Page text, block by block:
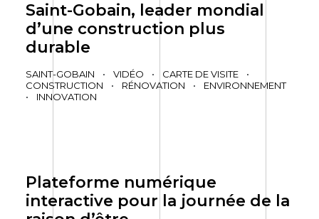
Saint-Gobain, leader mondial
d’une construction plus
durable
SAINT-GOBAIN • VIDÉO • CARTE DE VISITE
•
CONSTRUCTION
• RÉNOVATION •
ENVIRONNEMENT
•
INNOVATION
Plateforme numérique
interactive pour la journée de la